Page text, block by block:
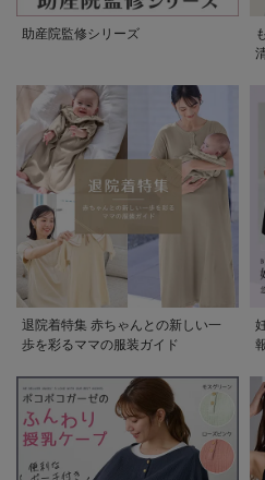
助産院監修シリーズ
退院着特集 赤ちゃんとの新しい一
歩を彩るママの服装ガイド